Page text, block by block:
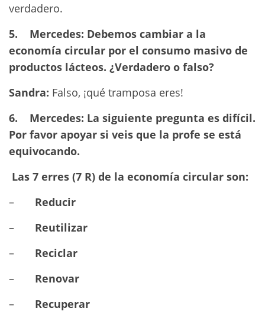
verdadero.
5.
Mercedes: Debemos cambiar a la
economía circular por el consumo masivo de
productos lácteos. ¿Verdadero o falso?
Sandra: Falso, ¡qué tramposa eres!
6.
Mercedes: La siguiente pregunta es difícil.
Por favor apoyar si veis que la profe se está
equivocando.
Las 7 erres (7 R) de la economía circular son:
– Reducir
– Reutilizar
– Reciclar
– Renovar
– Recuperar